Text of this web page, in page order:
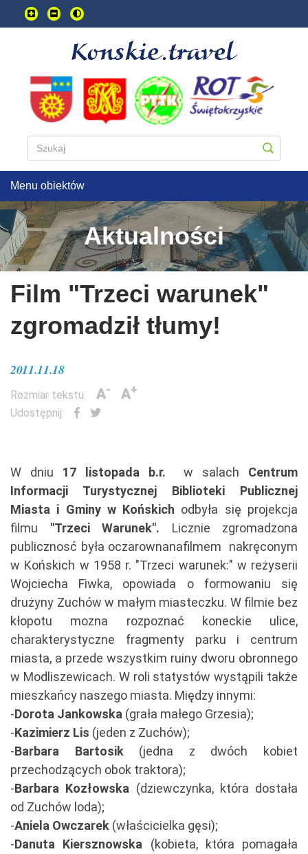
Przejdź
do
głownej
Menu obiektów
Aktualności
Film "Trzeci warunek"
zgromadził tłumy!
2011.11.18
Rozmiar tekstu: A- A+
Udostępnij:
W dniu 17 listopada b.r. w salach Centrum
Informacji Turystycznej Biblioteki Publicznej
Miasta i Gminy w Końskich odbyła się projekcja
filmu "Trzeci Warunek". Licznie zgromadzona
publicznosć była oczarownanafilmem nakręconym
w Końskich w 1958 r. "Trzeci warunek:" w reżyserii
Wojciecha Fiwka, opowiada o formowaniu się
drużyny Zuchów w małym miasteczku. W filmie bez
kłopotu mozna rozpoznać koneckie ulice,
charakterystyczne fragmenty parku i centrum
miasta, a przede wszystkim ruiny dworu obronnego
w Modliszewicach. W roli statystów wystąpili także
mieszkańcy naszego miasta. Między innymi:
-Dorota Jankowska (grała małego Grzesia);
-Kazimierz Lis (jeden z Zuchów);
-Barbara Bartosik(jedna z dwóch kobiet
przechodzących obok traktora);
-Barbara Kozłowska (dziewczynka, która dostała
od Zuchów loda);
-Aniela Owczarek (właścicielka gęsi);
-Danuta Kiersznowska (kobieta, która pomagała